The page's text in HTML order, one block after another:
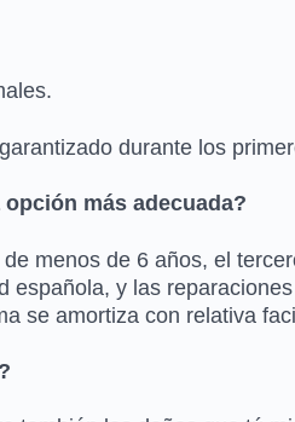
durante los
más adecuada?
menos de 6 años, el
española, y las
se amortiza con relativa